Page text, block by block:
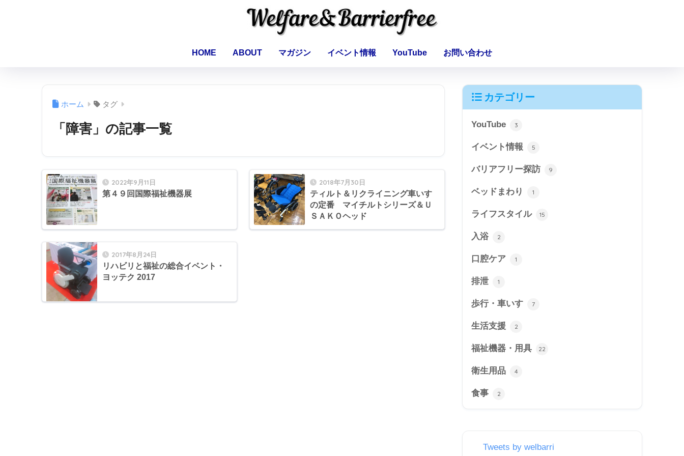
HOME ABOUT マガジン イベント情報 YouTube お問い合わせ
ホーム タグ
「障害」の記事一覧
2022年9月11日
第４９回国際福祉機器展
2018年7月30日
ティルト＆リクライニング車いす
の定番 マイチルトシリーズ＆Ｕ
ＳＡＫＯヘッド
2017年8月24日
リハビリと福祉の総合イベント・
ヨッテク 2017
カテゴリー
YouTube 3
イベント情報 5
バリアフリー探訪 9
ベッドまわり 1
ライフスタイル 15
入浴 2
口腔ケア 1
排泄 1
歩行・車いす 7
生活支援 2
福祉機器・用具 22
衛生用品 4
食事 2
Tweets by welbarri